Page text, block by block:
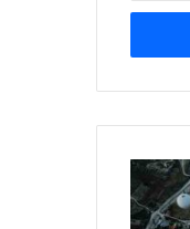
Email
The
ultimate
guide